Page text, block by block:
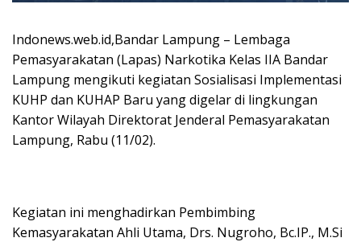
Indonews.web.id,Bandar Lampung – Lembaga
Pemasyarakatan (Lapas) Narkotika Kelas IIA Bandar
Lampung mengikuti kegiatan Sosialisasi Implementasi
KUHP dan KUHAP Baru yang digelar di lingkungan
Kantor Wilayah Direktorat Jenderal Pemasyarakatan
Lampung, Rabu (11/02).
Kegiatan ini menghadirkan Pembimbing
Kemasyarakatan Ahli Utama, Drs. Nugroho, Bc.IP., M.Si